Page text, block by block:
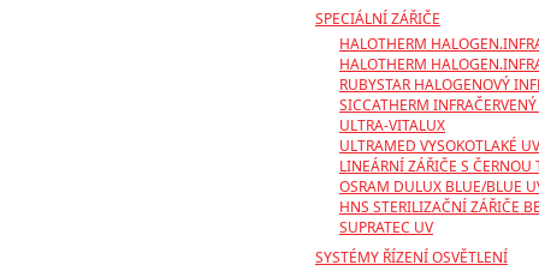
SPECIÁLNÍ ZÁŘIČE
HALOTHERM
HALOTHERM
RUBYSTAR HALOGENOVÝ
SICCATHERM
ULTRA-VITALUX
ULTRAMED VYSOKOTLAKÉ
LINEÁRNÍ ZÁŘIČE S ČERNOU
OSRAM DULUX BLUE/BLUE
HNS STERILIZAČNÍ ZÁŘIČE
SUPRATEC UV
SYSTÉMY ŘÍZENÍ OSVĚTLENÍ